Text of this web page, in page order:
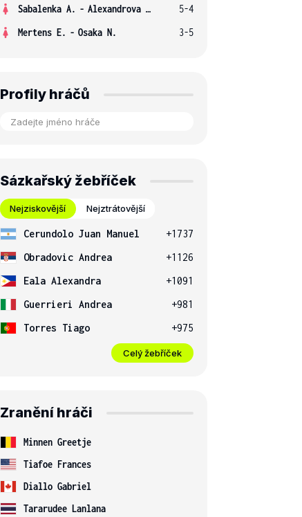
Sabalenka A. - Alexandrova E.
5-4
Mertens E. - Osaka N. 3-5
Profily hráčů
Sázkařský žebříček
Nejziskovější Nejztrátovější
Cerundolo Juan Manuel
+1737
Obradovic Andrea
+1126
Eala Alexandra
+1091
Guerrieri Andrea
+981
Torres Tiago
+975
Celý žebříček
Zranění hráči
Minnen Greetje
Tiafoe Frances
Diallo Gabriel
Tararudee Lanlana